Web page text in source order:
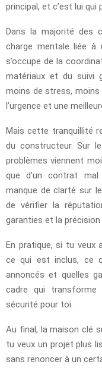
principal, et c’est lui
Dans la majorité des
charge mentale liée à
s’occupe de la
matériaux et du suivi
moins de stress, moins
l’urgence et une
Mais cette tranquillité
du constructeur. Sur
problèmes viennent
que d’un contrat mal
manque de clarté sur
de vérifier la
garanties et la
En pratique, si tu veux
ce qui est inclus, ce
annoncés et quelles
cadre qui transforme
sécurité pour toi.
Au final, la maison clé
tu veux un projet plus
sans renoncer à un